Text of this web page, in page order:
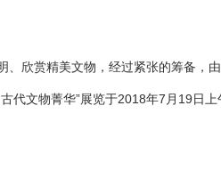
、欣赏精美文物，经过紧张的筹备，
代文物菁华”展览于2018年7月19日